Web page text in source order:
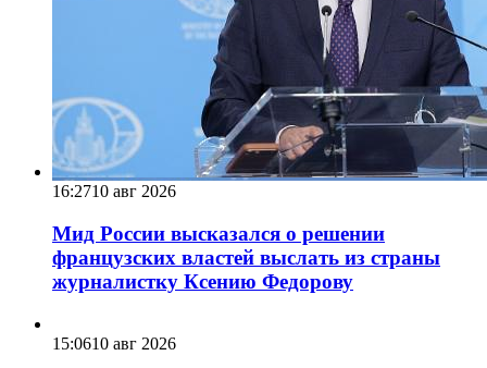
16:2710 авг 2026
Мид России высказался о решении
французских властей выслать из страны
журналистку Ксению Федорову
15:0610 авг 2026